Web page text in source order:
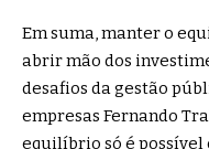
Em suma, manter o
abrir mão dos
desafios da gestão
empresas Fernando
equilíbrio só é